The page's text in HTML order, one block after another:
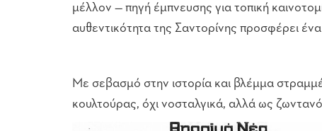
μέλλον — πηγή έμπνευσης για τοπική
αυθεντικότητα της Σαντορίνης προσφέρει
Με σεβασμό στην ιστορία και βλέμμα
κουλτούρας, όχι νοσταλγικά, αλλά ως